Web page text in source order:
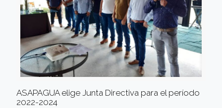
ASAPAGUA elige Junta Directiva para el período
2022-2024